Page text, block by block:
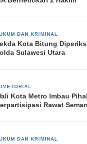
DAN KRIMINAL
Kota Bitung
Sulawesi Utara
Kota Metro Imbau
Rawat
DAN KRIMINAL